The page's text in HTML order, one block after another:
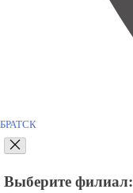
БРАТСК
Выберите филиал: